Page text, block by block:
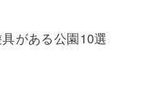
具がある公園10選